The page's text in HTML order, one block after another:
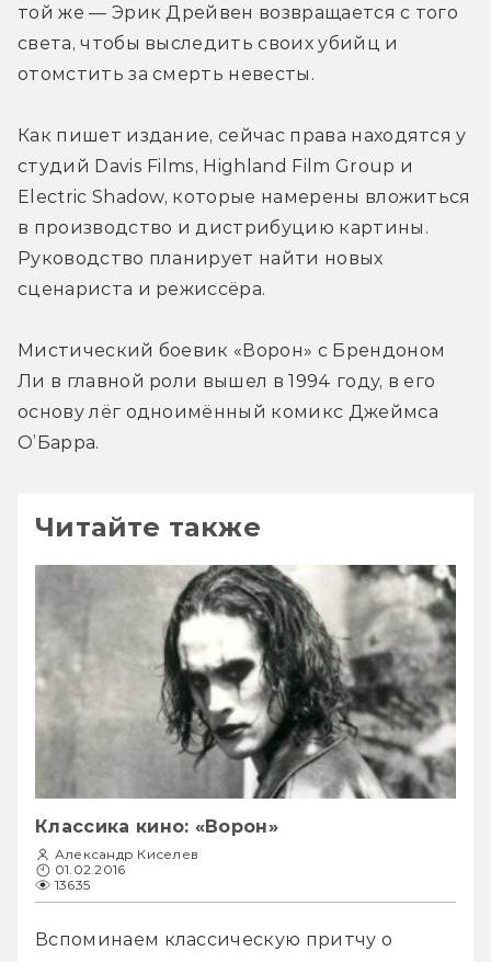
той же — Эрик Дрейвен возвращается с того
света, чтобы выследить своих убийц и
отомстить за смерть невесты.
Как пишет издание, сейчас права находятся у
студий Davis Films, Highland Film Group и
Electric Shadow, которые намерены вложиться
в производство и дистрибуцию картины.
Руководство планирует найти новых
сценариста и режиссёра.
Мистический боевик «Ворон» с Брендоном
Ли в главной роли вышел в 1994 году, в его
основу лёг одноимённый комикс Джеймса
О’Барра.
Читайте также
Классика кино: «Ворон»
Александр Киселев
01.02.2016
13635
Вспоминаем классическую притчу о